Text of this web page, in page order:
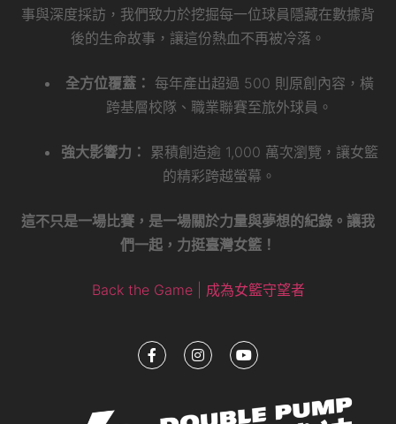
事與深度採訪，我們致力於挖掘每一位球員隱藏在數據背
後的生命故事，讓這份熱血不再被冷落。
全方位覆蓋： 每年產出超過 500 則原創內容，橫
跨基層校隊、職業聯賽至旅外球員。
強大影響力：
累積創造逾 1,000 萬次瀏覽，讓女籃
的精彩跨越螢幕。
這不只是一場比賽，是一場關於力量與夢想的紀錄。讓我
們一起，力挺臺灣女籃！
Back the Game | 成為女籃守望者